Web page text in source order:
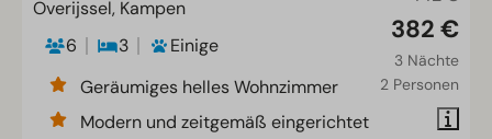
382 €
3 Nächte
2 Personen
Overijssel, Kampen
6
3
Einige
Geräumiges helles Wohnzimmer
Modern und zeitgemäß eingerichtet